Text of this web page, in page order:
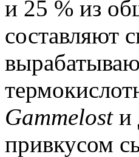
и 25 % из
составляют
Gammelostи
привкусом